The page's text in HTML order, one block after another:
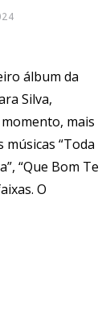
álbum da
Silva,
mais
músicas “Toda
“Que Bom Te
O